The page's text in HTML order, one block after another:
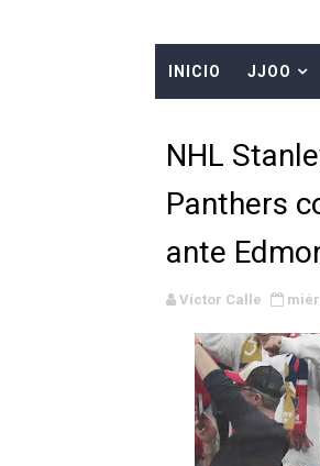
EFA
INICIO JJOO
NHL
Panthers
ante
Víctor Calle